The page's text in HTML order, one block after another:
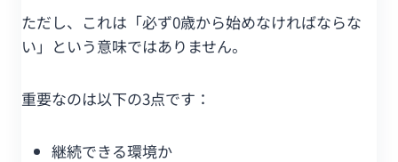
ただし、これは「必ず0歳から始めなければならな
い」という意味ではありません。
重要なのは以下の3点です：
継続できる環境か